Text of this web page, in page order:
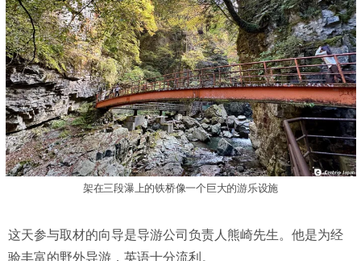
架在三段瀑上的铁桥像一个巨大的游乐设施
这天参与取材的向导是导游公司负责人熊崎先生。他是为经
验丰富的野外导游，英语十分流利。